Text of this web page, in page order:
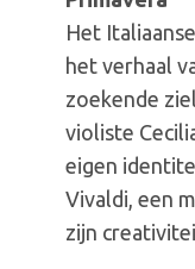
Het
het verhaal
zoekende
violiste
eigen
Vivaldi, een
zijn